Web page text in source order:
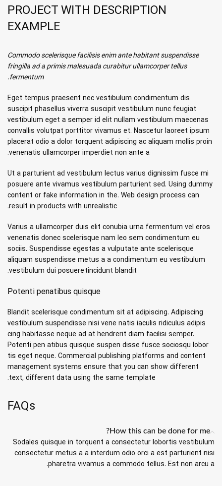
PROJECT WITH DESCRIPTION
EXAMPLE
Commodo scelerisque facilisis enim ante habitant suspendisse
fringilla ad a primis malesuada curabitur ullamcorper tellus
fermentum.
Eget tempus praesent nec vestibulum condimentum dis
suscipit phasellus viverra suscipit vestibulum nunc feugiat
vestibulum eget a semper id elit nullam vestibulum maecenas
convallis volutpat porttitor vivamus et. Nascetur laoreet ipsum
placerat odio a dolor torquent adipiscing ac aliquam mollis proin
venenatis ullamcorper imperdiet non ante a.
Ut a parturient ad vestibulum lectus varius dignissim fusce mi
posuere ante vivamus vestibulum parturient sed. Using dummy
content or fake information in the. Web design process can
result in products with unrealistic.
Varius a ullamcorper duis elit conubia urna fermentum vel eros
venenatis donec scelerisque nam leo sem condimentum eu
sociis. Suspendisse egestas a vulputate ante scelerisque
aliquam suspendisse metus a a condimentum eu vestibulum
vestibulum dui posuere tincidunt blandit.
Potenti penatibus quisque
Blandit scelerisque condimentum sit at adipiscing. Adipiscing
vestibulum suspendisse nisi vene natis iaculis ridiculus adipis
cing habitasse neque ad at hendrerit diam facilisi semper.
Potenti pen atibus quisque suspen disse fusce sociosqu lobor
tis eget neque. Commercial publishing platforms and content
management systems ensure that you can show different
text, different data using the same template.
FAQs
How this can be done for me?
Sodales quisque in torquent a consectetur lobortis vestibulum
consectetur metus a a interdum odio orci a est parturient nisi
pharetra vivamus a commodo tellus. Est non arcu a.